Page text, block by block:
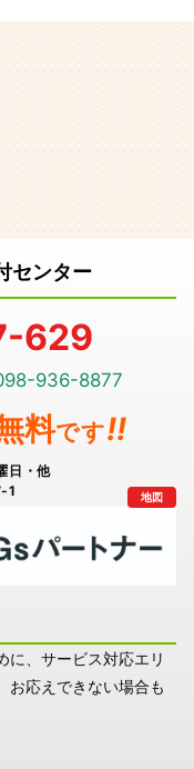
センター
629
936-8877
料です!!
日・他
1 地図
に、サービス対応エリ
お応えできない場合も